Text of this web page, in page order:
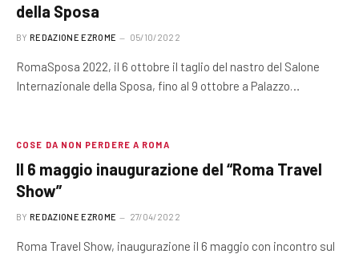
della Sposa
BY REDAZIONE EZROME 05/10/2022
RomaSposa 2022, il 6 ottobre il taglio del nastro del Salone
Internazionale della Sposa, fino al 9 ottobre a Palazzo…
COSE DA NON PERDERE A ROMA
Il 6 maggio inaugurazione del “Roma Travel
Show”
BY REDAZIONE EZROME 27/04/2022
Roma Travel Show, inaugurazione il 6 maggio con incontro sul